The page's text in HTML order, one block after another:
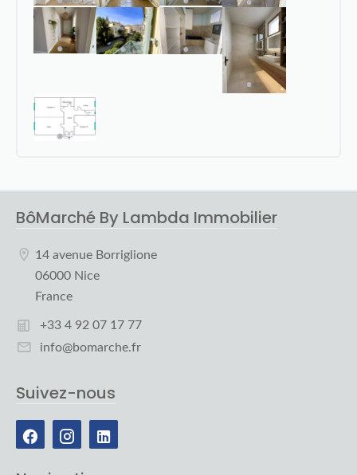
BôMarché By Lambda Immobilier
14 avenue Borriglione
06000 Nice
France
+33 4 92 07 17 77
info@bomarche.fr
Suivez-nous